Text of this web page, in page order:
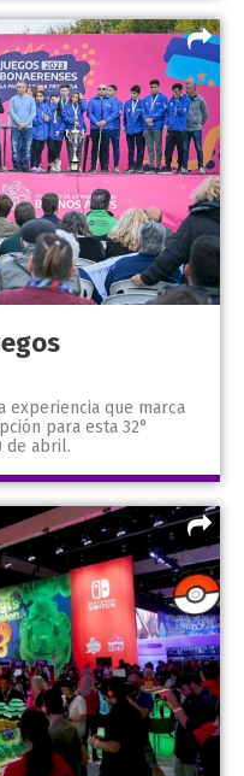
experiencia que marca
para esta 32°
de abril.